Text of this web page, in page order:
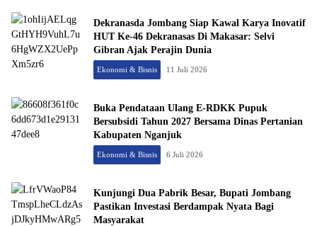
Dekranasda Jombang Siap Kawal Karya Inovatif
HUT Ke-46 Dekranasas Di Makasar: Selvi
Gibran Ajak Perajin Dunia
Ekonomi & Bisnis 11 Juli 2026
Buka Pendataan Ulang E-RDKK Pupuk
Bersubsidi Tahun 2027 Bersama Dinas Pertanian
Kabupaten Nganjuk
Ekonomi & Bisnis 6 Juli 2026
Kunjungi Dua Pabrik Besar, Bupati Jombang
Pastikan Investasi Berdampak Nyata Bagi
Masyarakat